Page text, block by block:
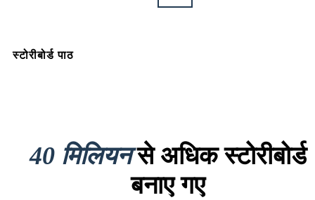
स्टोरीबोर्ड पाठ
40 मिलियनसे अधिक स्टोरीबोर्ड
बनाए गए